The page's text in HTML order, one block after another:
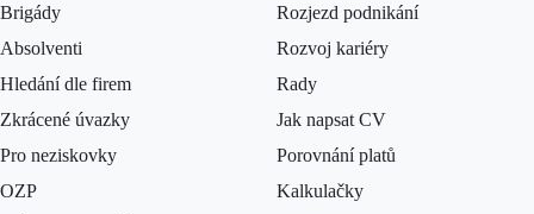
Brigády
Absolventi
Hledání dle firem
Zkrácené úvazky
Pro neziskovky
OZP
Rozjezd podnikání
Rozvoj kariéry
Rady
Jak napsat CV
Porovnání platů
Kalkulačky